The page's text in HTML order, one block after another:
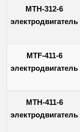
МТН-312-6
электродвигатель
MTF-411-6
электродвигатель
МТН-411-6
электродвигатель